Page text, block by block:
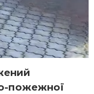
пожежної